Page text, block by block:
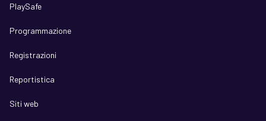
PlaySafe
Programmazione
Registrazioni
Reportistica
Siti web